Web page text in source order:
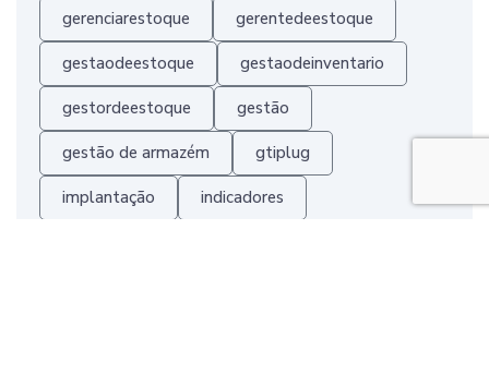
gerenciarestoque gerentedeestoque
gestaodeestoque gestaodeinventario
gestordeestoque gestão
gestão de armazém gtiplug
implantação indicadores